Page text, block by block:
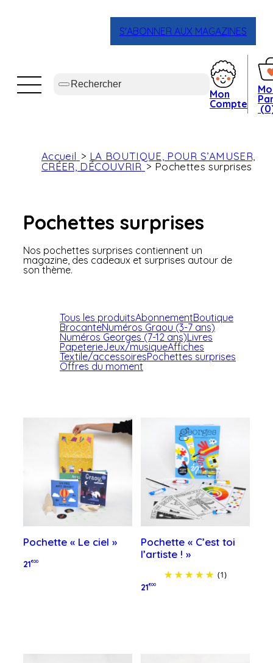
S'ABONNER AUX MAGAZINES
Mon
Compte
Accueil
LA BOUTIQUE, POUR S’AMUSER,
CRÉER, DÉCOUVRIR
Pochettes surprises
Pochettes surprises
Nos pochettes surprises contiennent un
magazine, des cadeaux et surprises autour de
son thème.
Tous les produitsAbonnementBoutique
BrocanteNuméros Graou (3-7 ans)
Numéros Georges (7-12 ans)Livres
PapeterieJeux/musiqueAffiches
Textile/accessoiresPochettes surprises
Offres du moment
Pochette « Le ciel »
21€00
Pochette « C’est toi
l’artiste ! »
(1)
21€00